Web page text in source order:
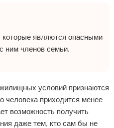
являются опасными
ним членов семьи.
условий признаются
человека приходится менее
возможность получить
даже тем, кто сам бы не